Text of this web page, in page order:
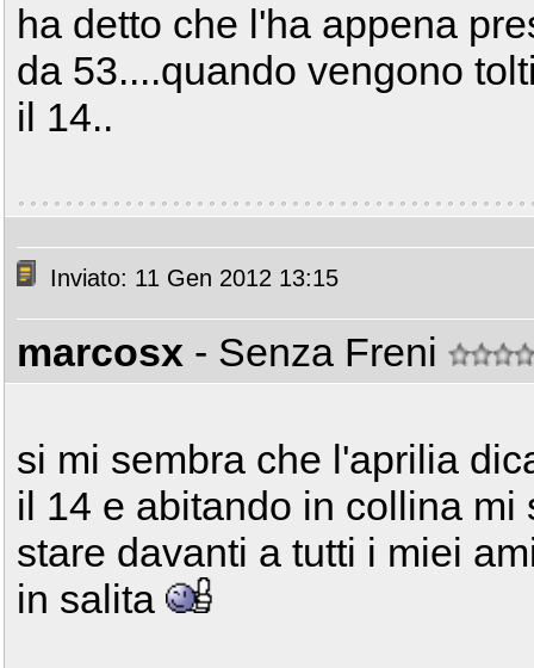
ha detto che l'ha appena
da 53....quando vengono
il 14..
Inviato: 11 Gen 2012 13:15
marcosx - Senza Freni
si mi sembra che l'aprilia
il 14 e abitando in collina
stare davanti a tutti i miei
in salita